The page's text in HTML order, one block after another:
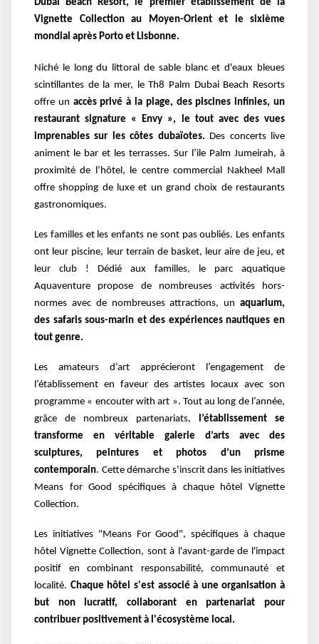
Dubai Beach Resort, le premier établissement de la
Vignette Collection au Moyen-Orient et le sixième
mondial après Porto et Lisbonne.
Niché le long du littoral de sable blanc et d'eaux bleues
scintillantes de la mer, le Th8 Palm Dubai Beach Resorts
offre un accès privé à la plage, des piscines infinies, un
restaurant signature « Envy », le tout avec des vues
imprenables sur les côtes dubaïotes. Des concerts live
animent le bar et les terrasses. Sur l’ile Palm Jumeirah, à
proximité de l’hôtel, le centre commercial Nakheel Mall
offre shopping de luxe et un grand choix de restaurants
gastronomiques.
Les familles et les enfants ne sont pas oubliés. Les enfants
ont leur piscine, leur terrain de basket, leur aire de jeu, et
leur club ! Dédié aux familles, le parc aquatique
Aquaventure propose de nombreuses activités hors-
normes avec de nombreuses attractions, un aquarium,
des safaris sous-marin et des expériences nautiques en
tout genre.
Les amateurs d’art apprécieront l’engagement de
l’établissement en faveur des artistes locaux avec son
programme « encouter with art ». Tout au long de l’année,
grâce de nombreux partenariats, l’établissement se
transforme en véritable galerie d’arts avec des
sculptures, peintures et photos d’un prisme
contemporain. Cette démarche s’inscrit dans les initiatives
Means for Good spécifiques à chaque hôtel Vignette
Collection.
Les initiatives "Means For Good", spécifiques à chaque
hôtel Vignette Collection, sont à l'avant-garde de l'impact
positif en combinant responsabilité, communauté et
localité. Chaque hôtel s'est associé à une organisation à
but non lucratif, collaborant en partenariat pour
contribuer positivement à l'écosystème local.